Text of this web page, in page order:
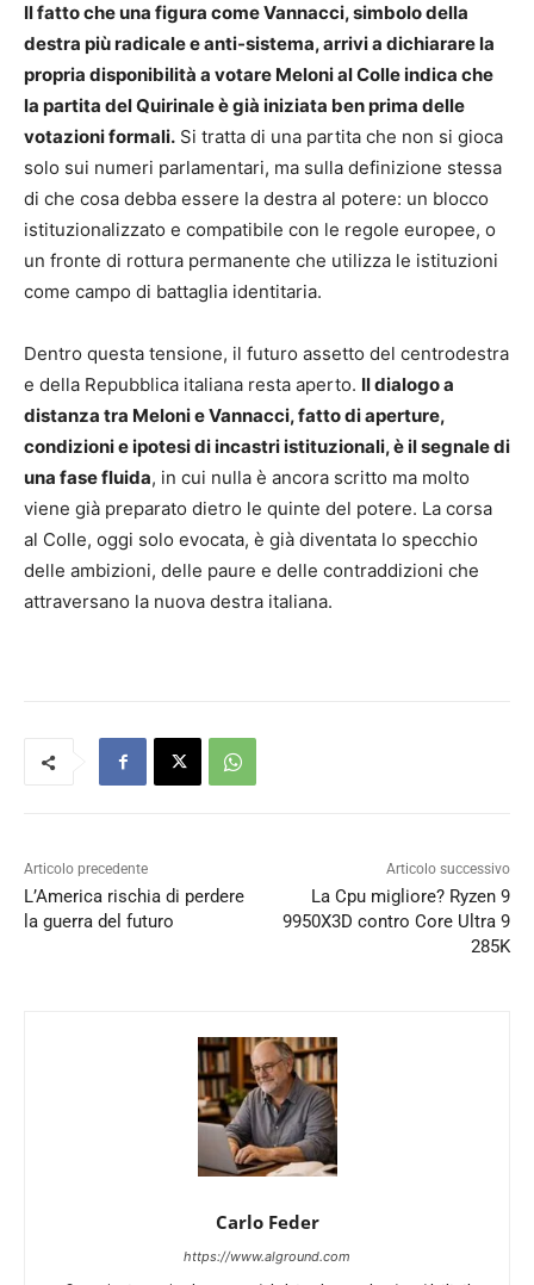
Il fatto che una figura come Vannacci, simbolo della
destra più radicale e anti-sistema, arrivi a dichiarare la
propria disponibilità a votare Meloni al Colle indica che
la partita del Quirinale è già iniziata ben prima delle
votazioni formali. Si tratta di una partita che non si gioca
solo sui numeri parlamentari, ma sulla definizione stessa
di che cosa debba essere la destra al potere: un blocco
istituzionalizzato e compatibile con le regole europee, o
un fronte di rottura permanente che utilizza le istituzioni
come campo di battaglia identitaria.
Dentro questa tensione, il futuro assetto del centrodestra
e della Repubblica italiana resta aperto. Il dialogo a
distanza tra Meloni e Vannacci, fatto di aperture,
condizioni e ipotesi di incastri istituzionali, è il segnale di
una fase fluida, in cui nulla è ancora scritto ma molto
viene già preparato dietro le quinte del potere. La corsa
al Colle, oggi solo evocata, è già diventata lo specchio
delle ambizioni, delle paure e delle contraddizioni che
attraversano la nuova destra italiana.
Articolo precedente
L’America rischia di perdere
la guerra del futuro
Articolo successivo
La Cpu migliore? Ryzen 9
9950X3D contro Core Ultra 9
285K
Carlo Feder
https://www.alground.com